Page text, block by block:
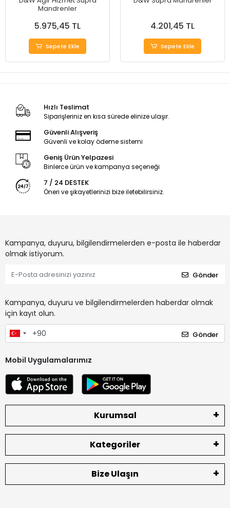
Mandrenler
5.975,45 TL
Sepete Ekle
4.201,45 TL
Sepete Ekle
Hızlı Teslimat
Siparişleriniz en kısa sürede elinize ulaşır.
Güvenli Alışveriş
Güvenli ve kolay ödeme sistemi
Geniş Ürün Yelpazesi
Binlerce ürün ve kampanya seçeneği
7 / 24 DESTEK
Öneri ve şikayetlerinizi bize iletebilirsiniz.
Kampanya, duyuru, bilgilendirmelerden e-posta ile haberdar
olmak istiyorum.
Gönder
Kampanya, duyuru ve bilgilendirmelerden haberdar olmak
için kayıt olun.
Gönder
Mobil Uygulamalarımız
Kurumsal
Kategoriler
Bize Ulaşın